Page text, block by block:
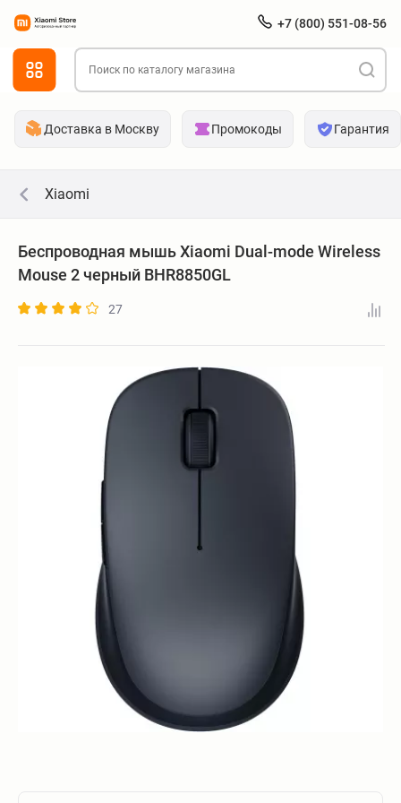
+7 (800) 551-08-56
Доставка в Москву Промокоды Гарантия
Xiaomi
Беспроводная мышь Xiaomi Dual-mode Wireless
Mouse 2 черный BHR8850GL
27